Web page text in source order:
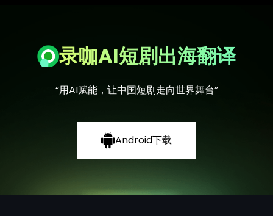
录咖AI短剧出海翻译
“用AI赋能，让中国短剧走向世界舞台”
Android下载